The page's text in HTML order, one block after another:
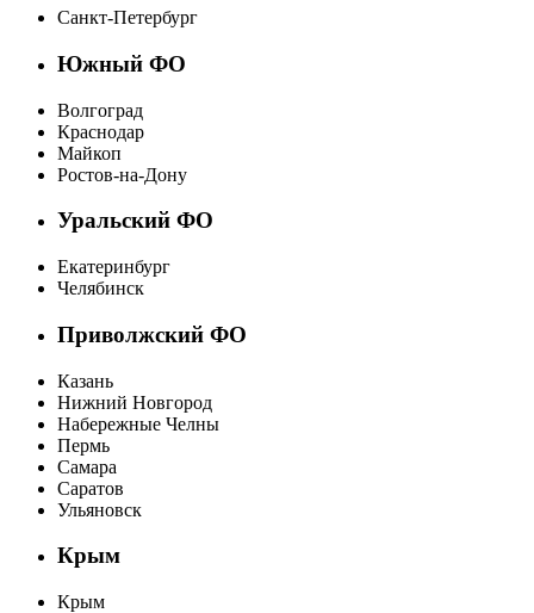
Санкт-Петербург
Южный ФО
Волгоград
Краснодар
Майкоп
Ростов-на-Дону
Уральский ФО
Екатеринбург
Челябинск
Приволжский ФО
Казань
Нижний Новгород
Набережные Челны
Пермь
Самара
Саратов
Ульяновск
Крым
Крым